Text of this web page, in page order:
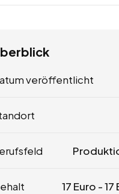
veröffentlicht
17 Euro -17